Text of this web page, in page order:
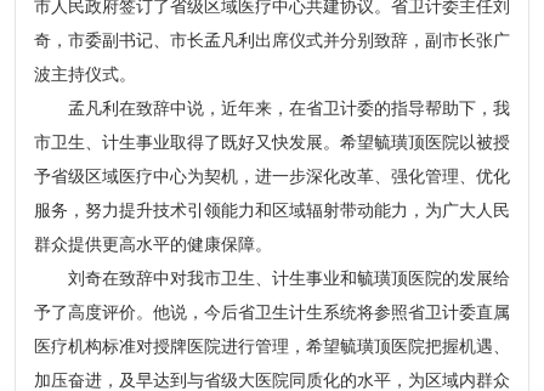
市人民政府签订了省级区域医疗中心共建协议。省卫计委主任刘
奇，市委副书记、市长孟凡利出席仪式并分别致辞，副市长张广
波主持仪式。
孟凡利在致辞中说，近年来，在省卫计委的指导帮助下，我
市卫生、计生事业取得了既好又快发展。希望毓璜顶医院以被授
予省级区域医疗中心为契机，进一步深化改革、强化管理、优化
服务，努力提升技术引领能力和区域辐射带动能力，为广大人民
群众提供更高水平的健康保障。
刘奇在致辞中对我市卫生、计生事业和毓璜顶医院的发展给
予了高度评价。他说，今后省卫生计生系统将参照省卫计委直属
医疗机构标准对授牌医院进行管理，希望毓璜顶医院把握机遇、
加压奋进，及早达到与省级大医院同质化的水平，为区域内群众